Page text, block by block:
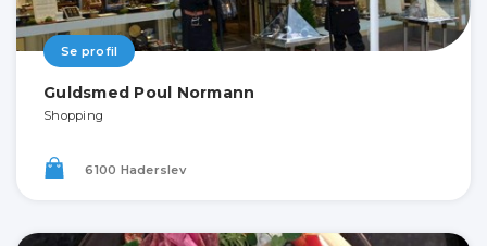
Se profil
Guldsmed Poul Normann
Shopping
6100 Haderslev